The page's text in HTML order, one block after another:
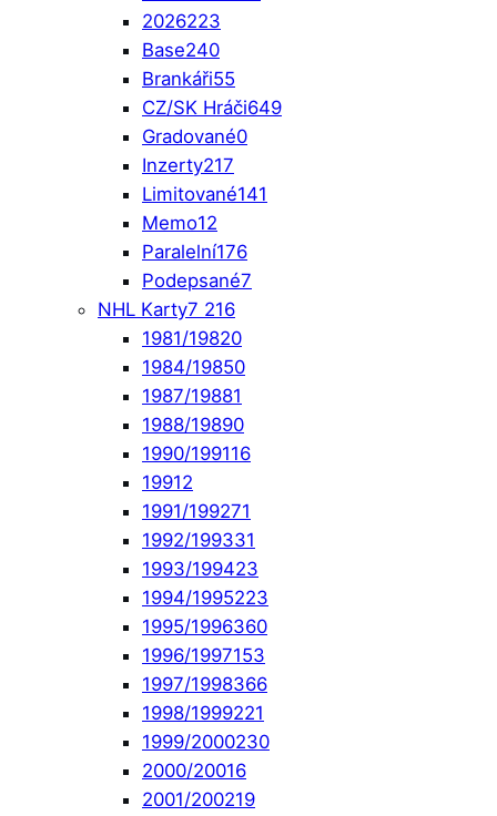
2026223
Base240
Brankáři55
CZ/SK Hráči649
Gradované0
Inzerty217
Limitované141
Memo12
Paralelní176
Podepsané7
NHL Karty7 216
1981/19820
1984/19850
1987/19881
1988/19890
1990/199116
19912
1991/199271
1992/199331
1993/199423
1994/1995223
1995/1996360
1996/1997153
1997/1998366
1998/1999221
1999/2000230
2000/20016
2001/200219